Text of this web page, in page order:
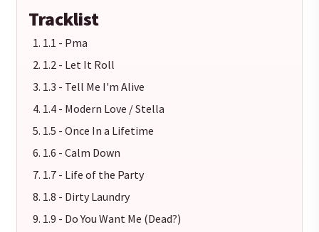
Tracklist
1.1 - Pma
1.2 - Let It Roll
1.3 - Tell Me I'm Alive
1.4 - Modern Love / Stella
1.5 - Once In a Lifetime
1.6 - Calm Down
1.7 - Life of the Party
1.8 - Dirty Laundry
1.9 - Do You Want Me (Dead?)